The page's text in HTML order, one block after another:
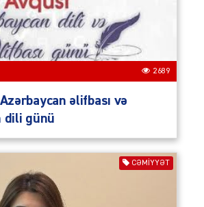
2689
əlifbası və
dili günü
CƏMIYYƏT